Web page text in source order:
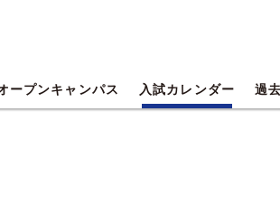
ープンキャンパス 入試カレンダー 過